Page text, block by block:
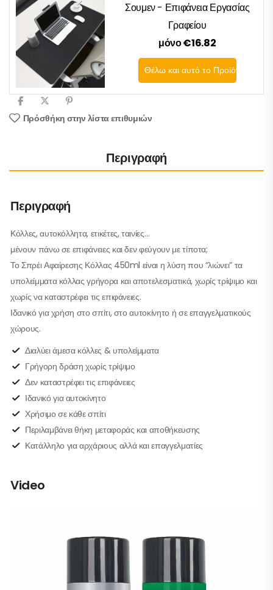
Σουμεν - Επιφάνεια Εργασίας
Γραφείου
μόνο €16.82
Θέλω και αυτό το Προϊόν
Πρόσθήκη στην λίστα επιθυμιών
Περιγραφή
Περιγραφή
Κόλλες, αυτοκόλλητα, ετικέτες, ταινίες…
μένουν πάνω σε επιφάνειες και δεν φεύγουν με τίποτα;
Το Σπρέι Αφαίρεσης Κόλλας 450ml είναι η λύση που “λιώνει” τα
υπολείμματα κόλλας γρήγορα και αποτελεσματικά, χωρίς τρίψιμο και
χωρίς να καταστρέφει τις επιφάνειες.
Ιδανικό για χρήση στο σπίτι, στο αυτοκίνητο ή σε επαγγελματικούς
χώρους.
Διαλύει άμεσα κόλλες & υπολείμματα
Γρήγορη δράση χωρίς τρίψιμο
Δεν καταστρέφει τις επιφάνειες
Ιδανικό για αυτοκίνητο
Χρήσιμο σε κάθε σπίτι
Περιλαμβάνει θήκη μεταφοράς και αποθήκευσης
Κατάλληλο για αρχάριους αλλά και επαγγελματίες
Video